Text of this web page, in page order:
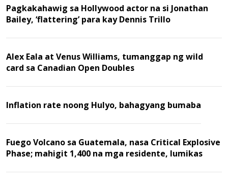
Pagkakahawig sa Hollywood actor na si Jonathan
Bailey, ‘flattering’ para kay Dennis Trillo
Alex Eala at Venus Williams, tumanggap ng wild
card sa Canadian Open Doubles
Inflation rate noong Hulyo, bahagyang bumaba
Fuego Volcano sa Guatemala, nasa Critical Explosive
Phase; mahigit 1,400 na mga residente, lumikas